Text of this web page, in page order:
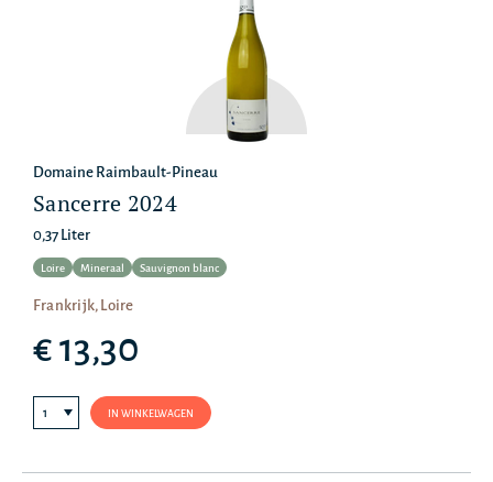
Domaine Raimbault-Pineau
Sancerre 2024
0,37 Liter
Loire Mineraal Sauvignon blanc
Frankrijk, Loire
€ 13,30
IN WINKELWAGEN